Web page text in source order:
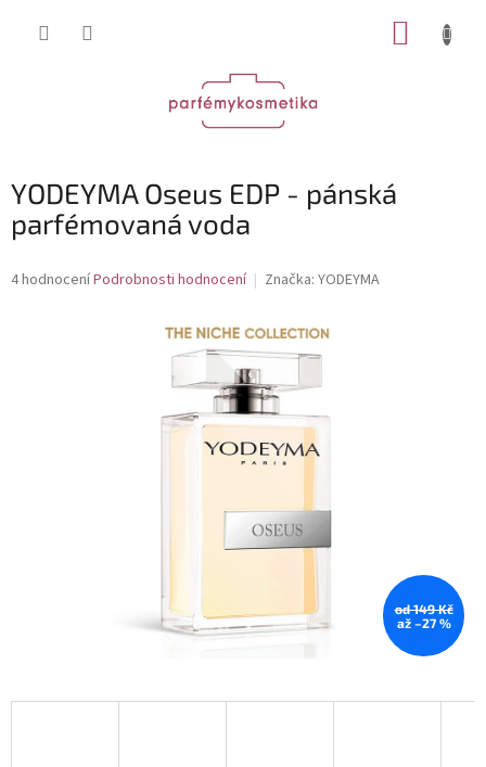
YODEYMA Oseus EDP - pánská
parfémovaná voda
Průměrné
4 hodnoceníPodrobnosti hodnocení Značka: YODEYMA
od 149 Kč
až –27 %